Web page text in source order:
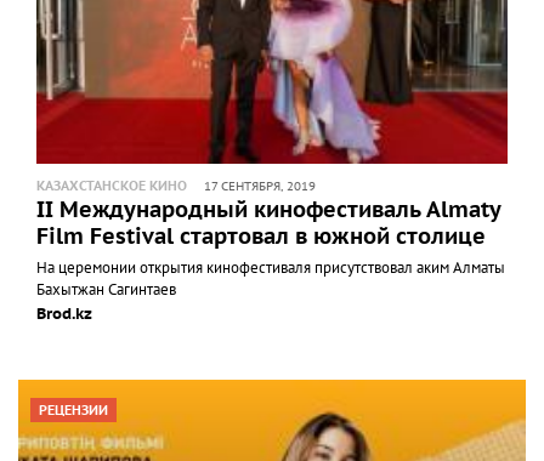
КАЗАХСТАНСКОЕ КИНО 17 СЕНТЯБРЯ, 2019
II Международный кинофестиваль Almaty
Film Festival стартовал в южной столице
На церемонии открытия кинофестиваля присутствовал аким Алматы
Бахытжан Сагинтаев
Brod.kz
РЕЦЕНЗИИ